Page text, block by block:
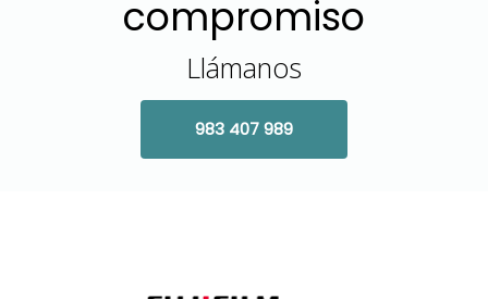
compromiso
Llámanos
983 407 989